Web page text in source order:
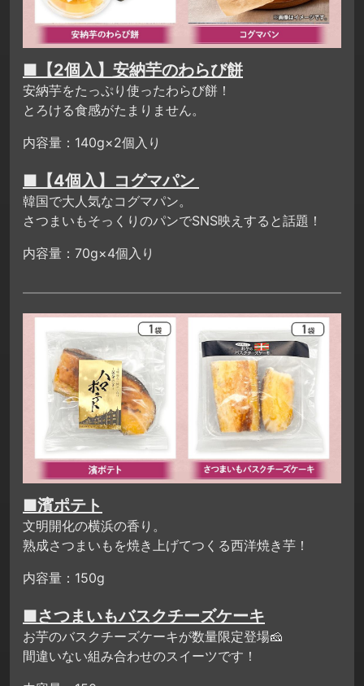
■【2個入】安納芋のわらび餅
安納芋をたっぷり使ったわらび餅！
とろける食感がたまりません。
内容量：140g×2個入り
■【4個入】コグマパン
韓国で大人気なコグマパン。
さつまいもそっくりのパンでSNS映えすると話題！
内容量：70g×4個入り
■濱ポテト
文明開化の横浜の香り。
熟成さつまいもを焼き上げてつくる西洋焼き芋！
内容量：150g
■さつまいもバスクチーズケーキ
お芋のバスクチーズケーキが数量限定登場🧀
間違いない組み合わせのスイーツです！